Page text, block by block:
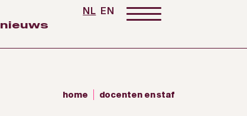
nieuws
NL EN
home docenten en staf